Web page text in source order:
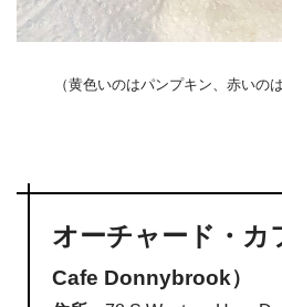
（黄色いのはパンプキン、赤いの
オーチャード・カ
Cafe Donnybrook）